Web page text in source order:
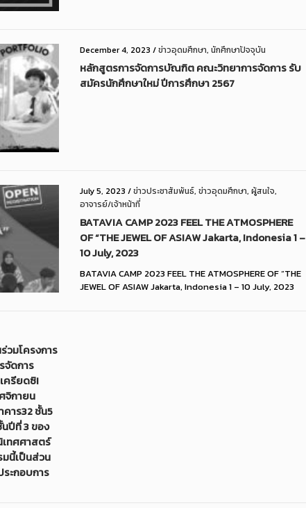
December 4, 2023 /ข่าวอุดมศึกษา, นักศึกษาปัจจุบัน
หลักสูตรการจัดการบัณฑิต คณะวิทยาการจัดการ รับ
สมัครนักศึกษาใหม่ ปีการศึกษา 2567
July 5, 2023 /ข่าวประชาสัมพันธ์, ข่าวอุดมศึกษา, ผู้สนใจ,
อาจารย์/เจ้าหน้าที่
BATAVIA CAMP 2023 FEEL THE ATMOSPHERE
OF “THE JEWEL OF ASIAW Jakarta, Indonesia 1 –
10 July, 2023
BATAVIA CAMP 2023 FEEL THE ATMOSPHERE OF “THE
JEWEL OF ASIAW Jakarta, Indonesia 1 – 10 July, 2023
วมโครงการ
จัดการ
ครียดซิ!
จิกายน
คาร32 ชั้น5
ปีที่ 3 ของ
ทศศาสตร์
มนี้เป็นส่วน
ะกอบการ